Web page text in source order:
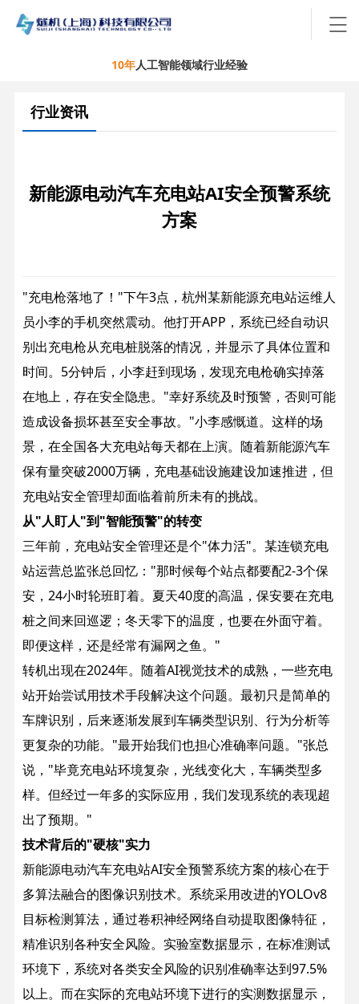
10年人工智能领域行业经验
行业资讯
新能源电动汽车充电站AI安全预警系统
方案
"充电枪落地了！"下午3点，杭州某新能源充电站运维人
员小李的手机突然震动。他打开APP，系统已经自动识
别出充电枪从充电桩脱落的情况，并显示了具体位置和
时间。5分钟后，小李赶到现场，发现充电枪确实掉落
在地上，存在安全隐患。"幸好系统及时预警，否则可能
造成设备损坏甚至安全事故。"小李感慨道。 这样的场
景，在全国各大充电站每天都在上演。随着新能源汽车
保有量突破2000万辆，充电基础设施建设加速推进，但
充电站安全管理却面临着前所未有的挑战。
从"人盯人"到"智能预警"的转变
三年前，充电站安全管理还是个"体力活"。某连锁充电
站运营总监张总回忆："那时候每个站点都要配2-3个保
安，24小时轮班盯着。夏天40度的高温，保安要在充电
桩之间来回巡逻；冬天零下的温度，也要在外面守着。
即便这样，还是经常有漏网之鱼。"
转机出现在2024年。随着AI视觉技术的成熟，一些充电
站开始尝试用技术手段解决这个问题。最初只是简单的
车牌识别，后来逐渐发展到车辆类型识别、行为分析等
更复杂的功能。 "最开始我们也担心准确率问题。"张总
说，"毕竟充电站环境复杂，光线变化大，车辆类型多
样。但经过一年多的实际应用，我们发现系统的表现超
出了预期。"
技术背后的"硬核"实力
新能源电动汽车充电站AI安全预警系统方案的核心在于
多算法融合的图像识别技术。系统采用改进的YOLOv8
目标检测算法，通过卷积神经网络自动提取图像特征，
精准识别各种安全风险。 实验室数据显示，在标准测试
环境下，系统对各类安全风险的识别准确率达到97.5%
以上。而在实际的充电站环境下进行的实测数据显示，